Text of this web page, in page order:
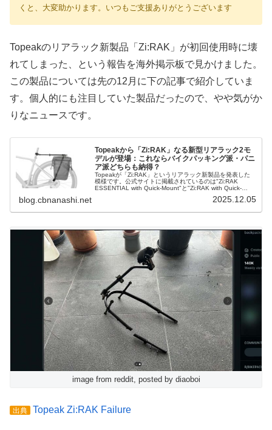
くと、大変助かります。いつもご支援ありがとうございます
Topeakのリアラック新製品「Zi:RAK」が初回使用時に壊
れてしまった、という報告を海外掲示板で見かけました。
この製品については先の12月に下の記事で紹介していま
す。個人的にも注目していた製品だったので、やや気がか
りなニュースです。
Topeakから「Zi:RAK」なる新型リアラック2モ
デルが登場：これならバイクパッキング派・パニ
ア派どちらも納得？
Topeakが「Zi:RAK」というリアラック新製品を発表した
模様です。公式サイトに掲載されているのは"Zi:RAK
ESSENTIAL with Quick-Mount"と"Zi:RAK with Quick-
blog.cbnanashi.net 2025.12.05
image from reddit, posted by diaoboi
出典 Topeak Zi:RAK Failure